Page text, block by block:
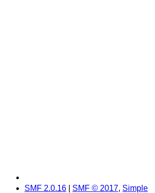
SMF 2.0.16 SMF © 2017, Simple